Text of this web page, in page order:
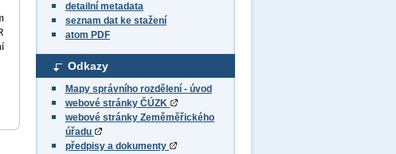
detailní metadata
seznam dat ke stažení
atom PDF
Odkazy
Mapy správního rozdělení - úvod
webové stránky ČÚZK
webové stránky Zeměměřického
úřadu
předpisy a dokumenty